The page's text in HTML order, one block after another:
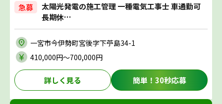
急募
太陽光発電の施工管理 一種電気工事士 車通勤可
長期休…
一宮市今伊勢町宮後字下苧島34-1
410,000円〜700,000円
詳しく見る 簡単！30秒応募